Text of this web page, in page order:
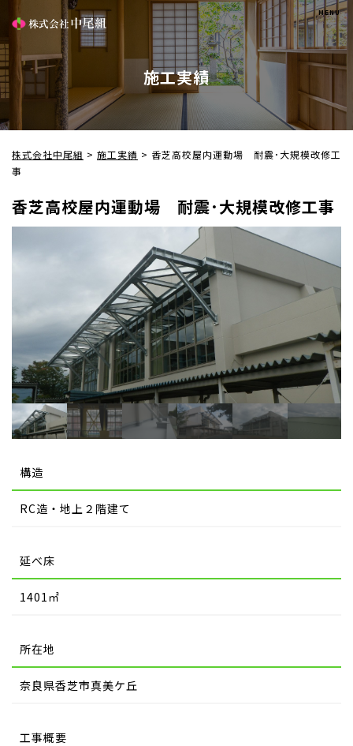
施工実績
株式会社中尾組 > 施工実績 > 香芝高校屋内運動場 耐震･大規模改修工
事
香芝高校屋内運動場 耐震･大規模改修工事
構造
RC造・地上２階建て
延べ床
1401㎡
所在地
奈良県香芝市真美ケ丘
工事概要